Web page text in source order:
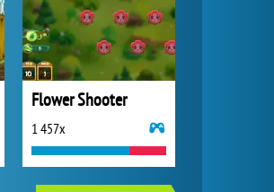
Flower Shooter
1 457x